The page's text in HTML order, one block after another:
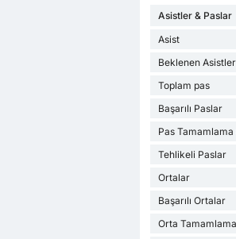
Asistler & Paslar
Asist
Beklenen
Toplam pas
Başarılı Paslar
Pas Tamamlama
Tehlikeli Paslar
Ortalar
Başarılı Ortalar
Orta Tamamlama